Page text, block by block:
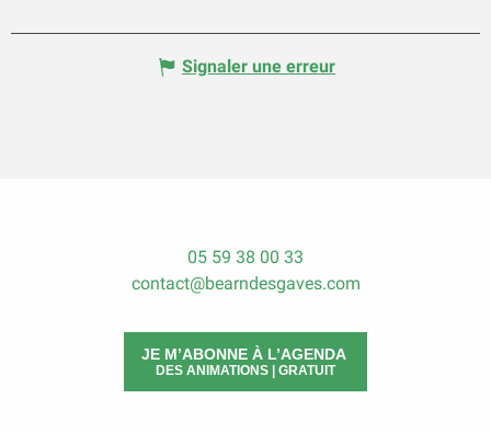
Signaler une erreur
05 59 38 00 33
contact@bearndesgaves.com
JE M’ABONNE À L’AGENDA
DES ANIMATIONS | GRATUIT